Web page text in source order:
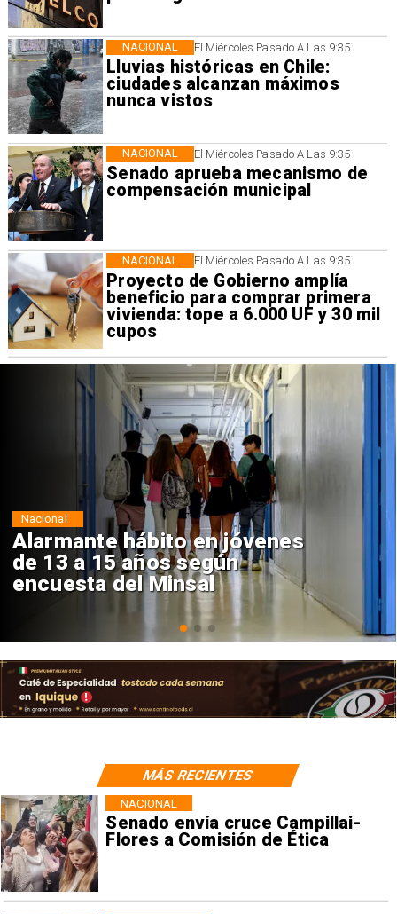
El Miércoles Pasado A Las 9:35
Lluvias históricas en Chile:
ciudades alcanzan máximos
nunca vistos
NACIONAL
El Miércoles Pasado A Las 9:35
Senado aprueba mecanismo de
compensación municipal
NACIONAL
El Miércoles Pasado A Las 9:35
Proyecto de Gobierno amplía
beneficio para comprar primera
vivienda: tope a 6.000 UF y 30 mil
cupos
NACIONAL
Aprueban creación del Parque
Sebastián Piñera con inversión
de $4 mil millones
Regiones
Senado envía cruce Campillai-
Flores a Comisión de Ética
NACIONAL
MÁS RECIENTES